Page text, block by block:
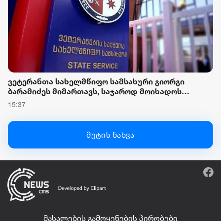
ვეტერანთა სახელმწიფო სამსახური გიორგი
ბარამიძეს მიმართავს, საჯაროდ მოიხადოს
ბოდიში და უარყოს მის მიერ გავრცელებული,
15:37
მეტის ნახვა
მასალების გამოყენების პირობები